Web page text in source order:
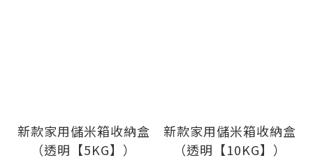
新款家用儲米箱收納盒
（透明【5KG】）
新款家用儲米箱收納盒
（透明【10KG】）